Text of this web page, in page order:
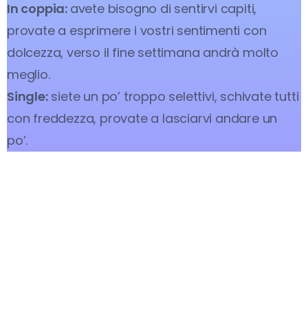
In coppia: avete bisogno di sentirvi capiti,
provate a esprimere i vostri sentimenti con
dolcezza, verso il fine settimana andrà molto
meglio.
Single:siete un po’ troppo selettivi, schivate tutti
con freddezza, provate a lasciarvi andare un
po’.